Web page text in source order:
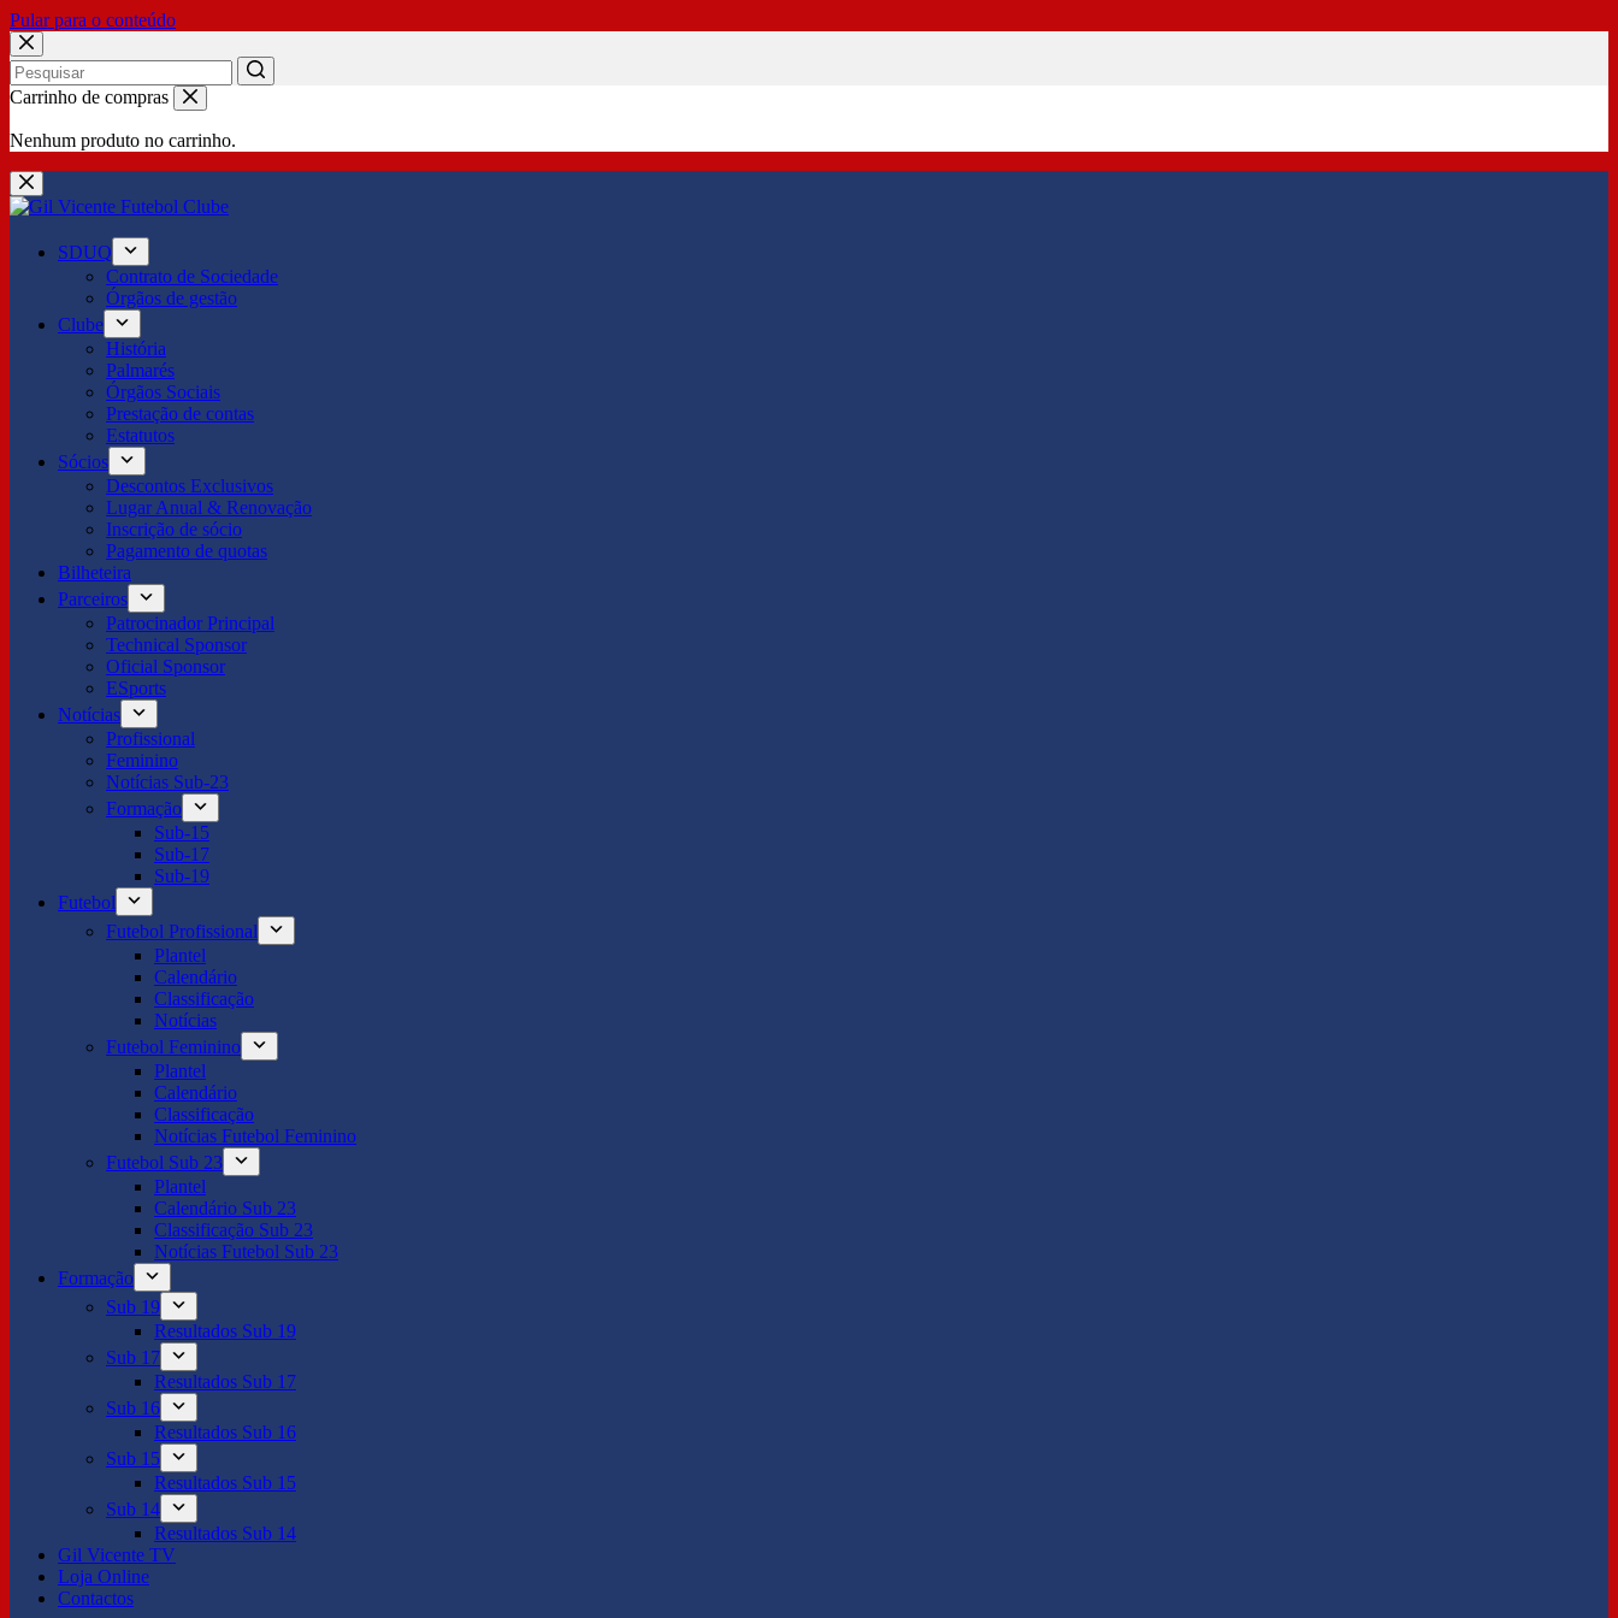
Pular para o conteúdo
No
Carrinho de compras
Nenhum produto no carrinho.
SDUQ
Contrato de Sociedade
Órgãos de gestão
Clube
História
Palmarés
Órgãos Sociais
Prestação de contas
Estatutos
Sócios
Descontos Exclusivos
Lugar Anual & Renovação
Inscrição de sócio
Pagamento de quotas
Bilheteira
Parceiros
Patrocinador Principal
Technical Sponsor
Oficial Sponsor
ESports
Notícias
Profissional
Feminino
Notícias Sub-23
Formação
Sub-15
Sub-17
Sub-19
Futebol
Futebol Profissional
Plantel
Calendário
Classificação
Notícias
Futebol Feminino
Plantel
Calendário
Classificação
Notícias Futebol Feminino
Futebol Sub 23
Plantel
Calendário Sub 23
Classificação Sub 23
Notícias Futebol Sub 23
Formação
Sub 19
Resultados Sub 19
Sub 17
Resultados Sub 17
Sub 16
Resultados Sub 16
Sub 15
Resultados Sub 15
Sub 14
Resultados Sub 14
Gil Vicente TV
Loja Online
Contactos